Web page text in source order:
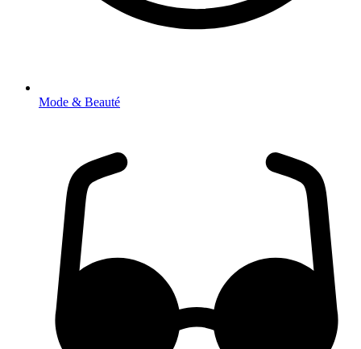
Mode & Beauté